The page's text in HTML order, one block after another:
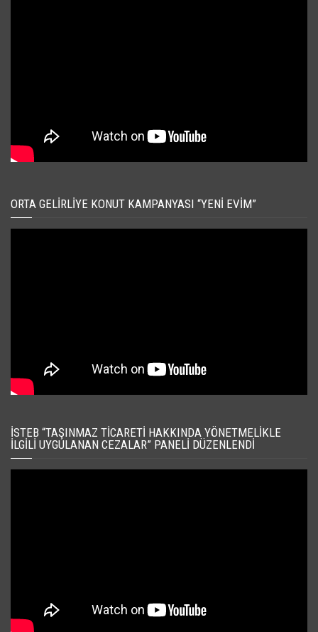
ORTA GELIRLIYE KONUT KAMPANYASI “YENI EVIM”
İSTEB “TAŞINMAZ TICARETI HAKKINDA YÖNETMELIKLE
İLGILI UYGULANAN CEZALAR” PANELI DÜZENLENDI